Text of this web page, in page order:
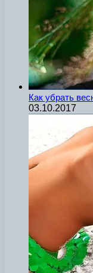
Как убрать
03.10.2017